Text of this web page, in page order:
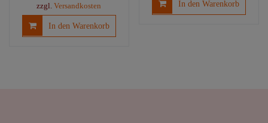
zzgl.Versandkosten
In den Warenkorb
In den Warenkorb